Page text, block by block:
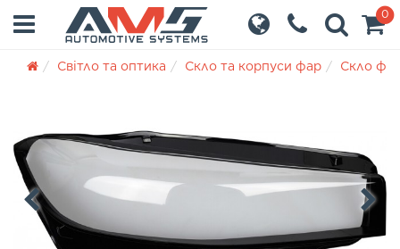
0
Світло та оптика Скло та корпуси фар Скло